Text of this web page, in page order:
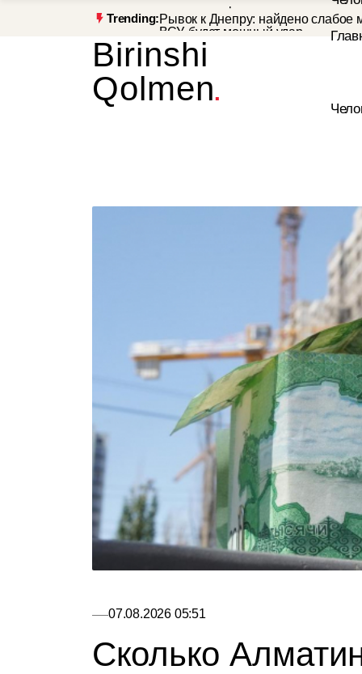
Trending:Рывок к Днепру: найдено слабое
ВСУ, будет мощный удар
RTL эвакуирует телецентр в
времён войны
Топливный рынок Томска: анализ
Birinshi
Qolmen
07.08.2026 05:51
Сколько